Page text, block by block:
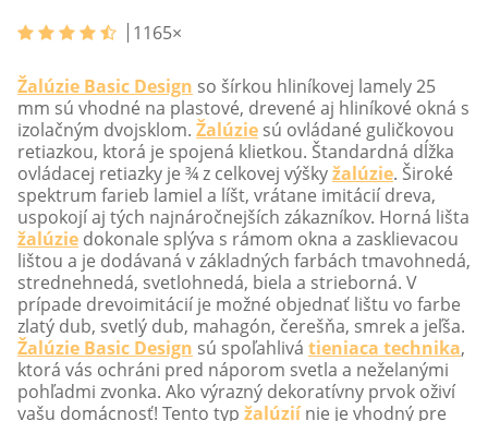
1165×
Žalúzie Basic Design so šírkou hliníkovej lamely 25
mm sú vhodné na plastové, drevené aj hliníkové okná s
izolačným dvojsklom. Žalúzie sú ovládané guličkovou
retiazkou, ktorá je spojená klietkou. Štandardná dĺžka
ovládacej retiazky je ¾ z celkovej výškyžalúzie. Široké
spektrum farieb lamiel a líšt, vrátane imitácií dreva,
uspokojí aj tých najnáročnejších zákazníkov. Horná lišta
žalúzie dokonale splýva s rámom okna a zasklievacou
lištou a je dodávaná v základných farbách tmavohnedá,
strednehnedá, svetlohnedá, biela a strieborná. V
prípade drevoimitácií je možné objednať lištu vo farbe
zlatý dub, svetlý dub, mahagón, čerešňa, smrek a jeľša.
Žalúzie Basic Design sú spoľahlivá tieniaca technika,
ktorá vás ochráni pred náporom svetla a neželanými
pohľadmi zvonka. Ako výrazný dekoratívny prvok oživí
vašu domácnosť! Tento typ žalúziínie je vhodný pre